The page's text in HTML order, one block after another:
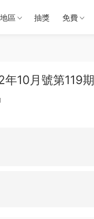
區 抽獎 免費
10月號第119期